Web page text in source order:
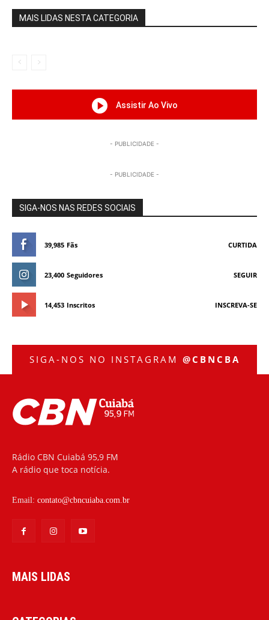
MAIS LIDAS NESTA CATEGORIA
Assistir Ao Vivo
- PUBLICIDADE -
- PUBLICIDADE -
SIGA-NOS NAS REDES SOCIAIS
39,985 Fãs CURTIDA
23,400 Seguidores SEGUIR
14,453 Inscritos INSCREVA-SE
SIGA-NOS NO INSTAGRAM @CBNCBA
Rádio CBN Cuiabá 95,9 FM
A rádio que toca notícia.
Email: contato@cbncuiaba.com.br
MAIS LIDAS